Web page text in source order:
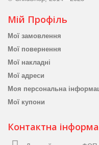
Мій Профіль
Мої замовлення
Мої повернення
Мої накладні
Мої адреси
Моя персональна
Мої купони
Контактна